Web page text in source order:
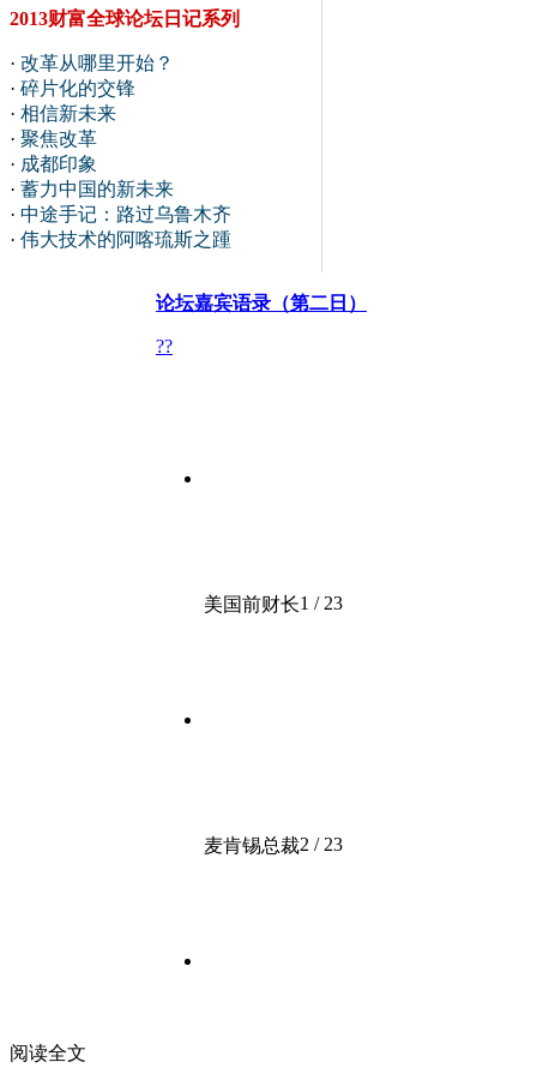
2013财富全球论坛日记系列
· 改革从哪里开始？
· 碎片化的交锋
· 相信新未来
· 聚焦改革
· 成都印象
· 蓄力中国的新未来
· 中途手记：路过乌鲁木齐
· 伟大技术的阿喀琉斯之踵
论坛嘉宾语录（第二日）
??
美国前财长1 / 23
麦肯锡总裁2 / 23
阅读全文